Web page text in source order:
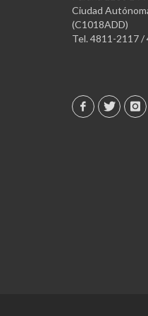
Ciudad
(C1018ADD)
Tel. 4811-2117 /